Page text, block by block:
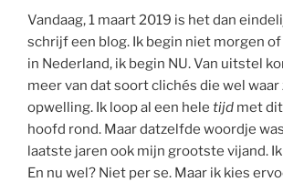
Vandaag, 1 maart 2019 is het dan
schrijf een blog. Ik begin niet morgen
in Nederland, ik begin NU. Van uitstel
meer van dat soort clichés die wel waar
opwelling. Ik loop al een hele tijd met
hoofd rond. Maar datzelfde woordje
laatste jaren ook mijn grootste vijand.
En nu wel? Niet per se. Maar ik kies